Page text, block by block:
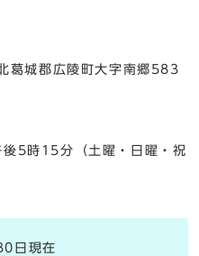
葛城郡広陵町大字南郷583
5時15分（土曜・日曜・祝
日現在